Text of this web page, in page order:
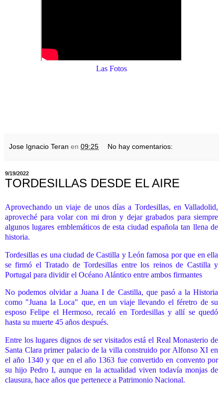
Las Fotos
Jose Ignacio Teran en 09:25 No hay comentarios:
9/19/2022
TORDESILLAS DESDE EL AIRE
Aprovechando un viaje de unos días a Tordesillas, en Valladolid,
aproveché para volar con mi dron y dejar grabados para siempre
algunos lugares emblemáticos de esta ciudad española tan llena de
historia.
Tordesillas es una ciudad de Castilla y León famosa por que en ella
se firmó el Tratado de Tordesillas entre los reinos de Castilla y
Portugal para dividir el Océano Alántico entre ambos firmantes
No podemos olvidar a Juana I de Castilla, que pasó a la Historia
como "Juana la Loca" que, en un viaje llevando el féretro de su
esposo Felipe el Hermoso, recaló en Tordesillas y allí se quedó
hasta su muerte 45 años después.
Entre los lugares dignos de ser visitados está el Real Monasterio de
Santa Clara primer palacio de la villa construido por Alfonso XI en
el año 1340 y que en el año 1363 fue convertido en convento por
su hijo Pedro I, aunque en la actualidad viven todavía monjas de
clausura, hace años que pertenece a Patrimonio Nacional.